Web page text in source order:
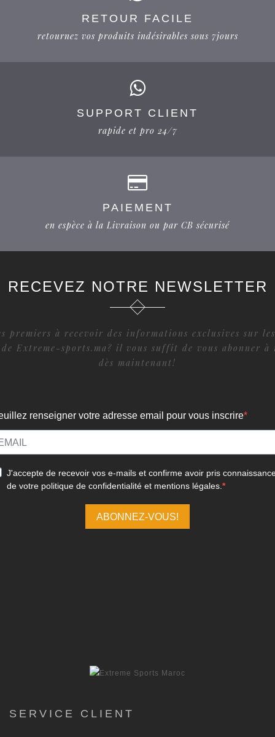
RETOUR FACILE
retournez vos produits indésirables sous 7jours
SUPPORT CLIENT
rapide et pro 24/7
PAIEMENT
en espèce à la Livraison ou par CB sécurisé
RECEVEZ NOTRE NEWSLETTER
premiers à recevoir des informations exclusives sur
de Extreme-sports.ma? il vous suffit de vous abonner
dès maintenant!
SERVICE CLIENT